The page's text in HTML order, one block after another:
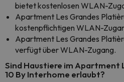
bietet kostenlosen WLAN-
Apartment Les Grandes
kostenpflichtigen WLAN-
Apartment Les Grandes
verfügt über WLAN-Zugang.
Sind Haustiere im Apartment
10 By Interhome erlaubt?